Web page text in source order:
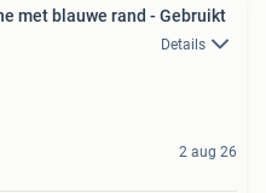
met blauwe rand - Gebruikt
Details
2 aug 26